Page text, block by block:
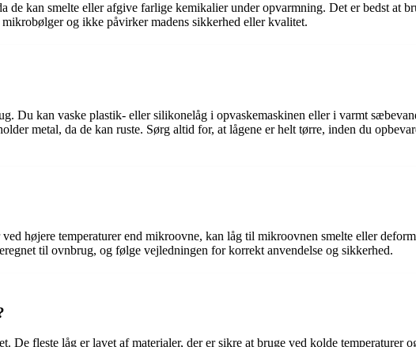
kan smelte eller afgive farlige kemikalier under opvarmning. Det er bedst at
og ikke påvirker madens sikkerhed eller kvalitet.
Du kan vaske plastik- eller silikonelåg i opvaskemaskinen eller i varmt
metal, da de kan ruste. Sørg altid for, at lågene er helt tørre, inden du
højere temperaturer end mikroovne, kan låg til mikroovnen smelte eller
til ovnbrug, og følge vejledningen for korrekt anvendelse og sikkerhed.
fleste låg er lavet af materialer, der er sikre at bruge ved kolde temperaturer